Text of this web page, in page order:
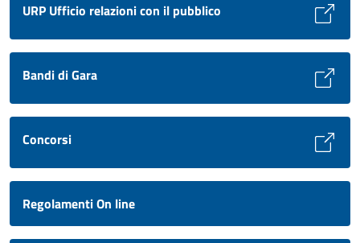
URP Ufficio relazioni con il pubblico
Bandi di Gara
Concorsi
Regolamenti On line